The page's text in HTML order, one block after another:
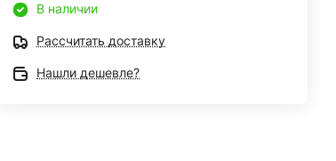
В наличии
Рассчитать доставку
Нашли дешевле?